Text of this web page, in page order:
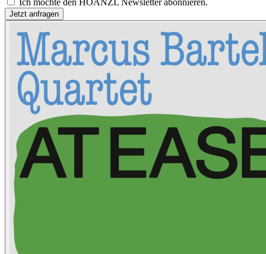
Ich möchte den HOANZL Newsletter abonnieren.